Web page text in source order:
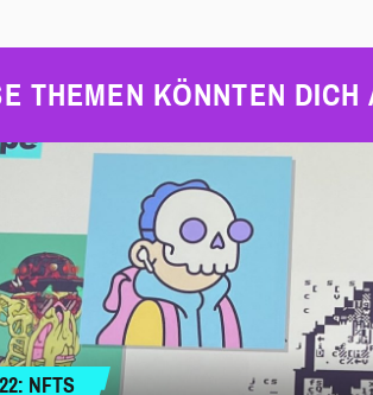
THEMEN KÖNNTEN DICH
NFTS